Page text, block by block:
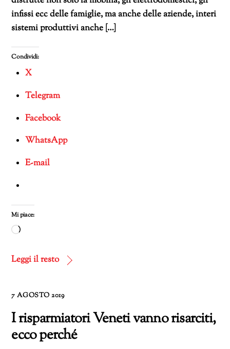
infissi ecc delle famiglie, ma anche delle aziende, interi
sistemi produttivi anche […]
Condividi:
X
Telegram
Facebook
WhatsApp
E-mail
Mi piace:
Caricamento
corso…
Leggi il resto
7 AGOSTO 2019
I risparmiatori Veneti vanno risarciti,
ecco perché